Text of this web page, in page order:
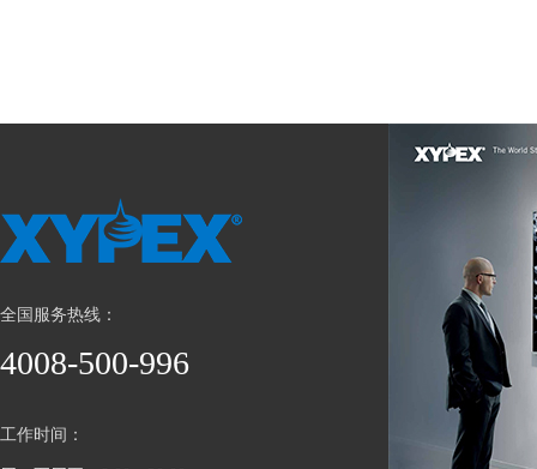
全国服务热线：
工作时间：
4008-500-996